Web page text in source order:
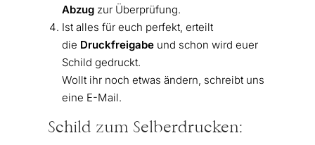
Abzugzur Überprüfung.
Ist alles für euch perfekt, erteilt
die Druckfreigabeund schon wird euer
Schild gedruckt.
Wollt ihr noch etwas ändern, schreibt uns
eine E-Mail.
Schild zum Selberdrucken: